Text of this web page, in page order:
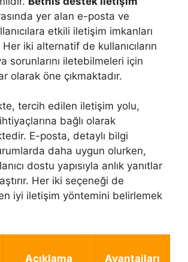
yer alan e-posta ve
etkili iletişim imkanları
iki alternatif de kullanıcıların
sorunlarını iletebilmeleri için
olarak öne çıkmaktadır.
tercih edilen iletişim yolu,
ihtiyaçlarına bağlı olarak
E-posta, detaylı bilgi
daha uygun olurken,
dostu yapısıyla anlık yanıtlar
Her iki seçeneği de
iyi iletişim yöntemini belirlemek
Açıklama Avantajları